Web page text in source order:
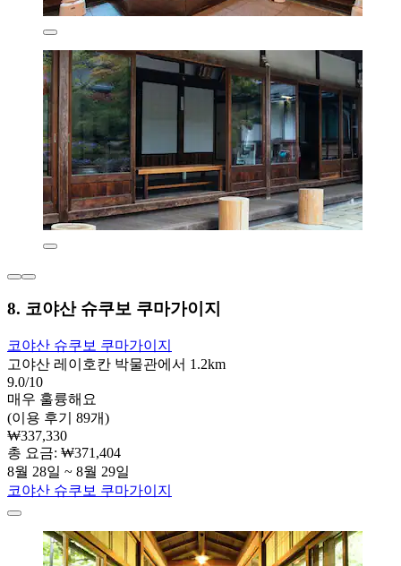
8. 코야산 슈쿠보 쿠마가이지
코야산 슈쿠보 쿠마가이지
고야산 레이호칸 박물관에서 1.2km
9.0/10
매우 훌륭해요
(이용 후기 89개)
₩337,330
총 요금: ₩371,404
8월 28일 ~ 8월 29일
코야산 슈쿠보 쿠마가이지